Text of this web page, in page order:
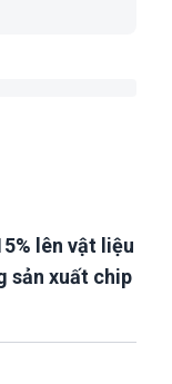
lên vật liệu
sản xuất chip